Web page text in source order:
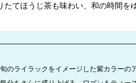
たてほうじ茶も味わい、和の時間を
旬のライラックをイメージした紫カラーの